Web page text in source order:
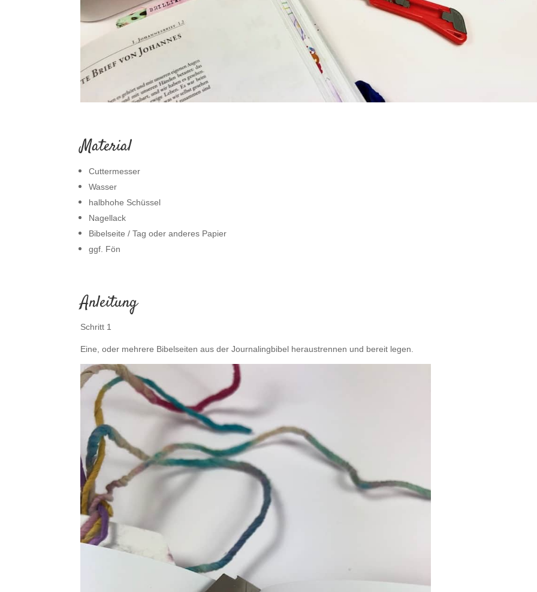
Material
Cuttermesser
Wasser
halbhohe Schüssel
Nagellack
Bibelseite / Tag oder anderes Papier
ggf. Fön
Anleitung
Schritt 1
Eine, oder mehrere Bibelseiten aus der Journalingbibel heraustrennen und bereit legen.